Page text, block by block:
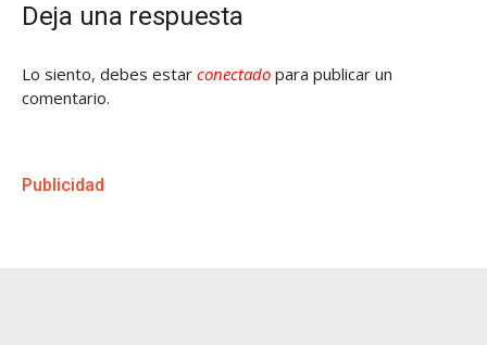
Deja una respuesta
Lo siento, debes estar conectado para publicar un
comentario.
Publicidad